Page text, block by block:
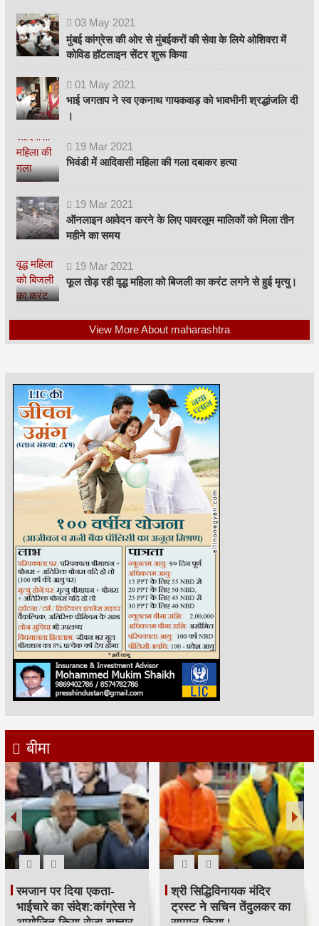
03 May 2021
मुंबई कांग्रेस की ओर से मुंबईकरों की सेवा के लिये ओशिवरा में
कोविड हॉटलाइन सेंटर शुरू किया
01 May 2021
भाई जगताप ने स्व एकनाथ गायकवाड़ को भावभीनी श्रद्धांजलि दी
।
19 Mar 2021
भिवंडी में आदिवासी महिला की गला दबाकर हत्या
19 Mar 2021
ऑनलाइन आवेदन करने के लिए पावरलूम मालिकों को मिला तीन
महीने का समय
19 Mar 2021
फूल तोड़ रही वृद्ध महिला को बिजली का करंट लगने से हुई मृत्यु।
View More About maharashtra
बीमा
रमजान पर दिया एकता-
भाईचारे का संदेश:कांग्रेस ने
आयोजित किया रोजा इफ्तार
श्री सिद्धिविनायक मंदिर
ट्रस्ट ने सचिन तेंदुलकर का
सम्मान किया।